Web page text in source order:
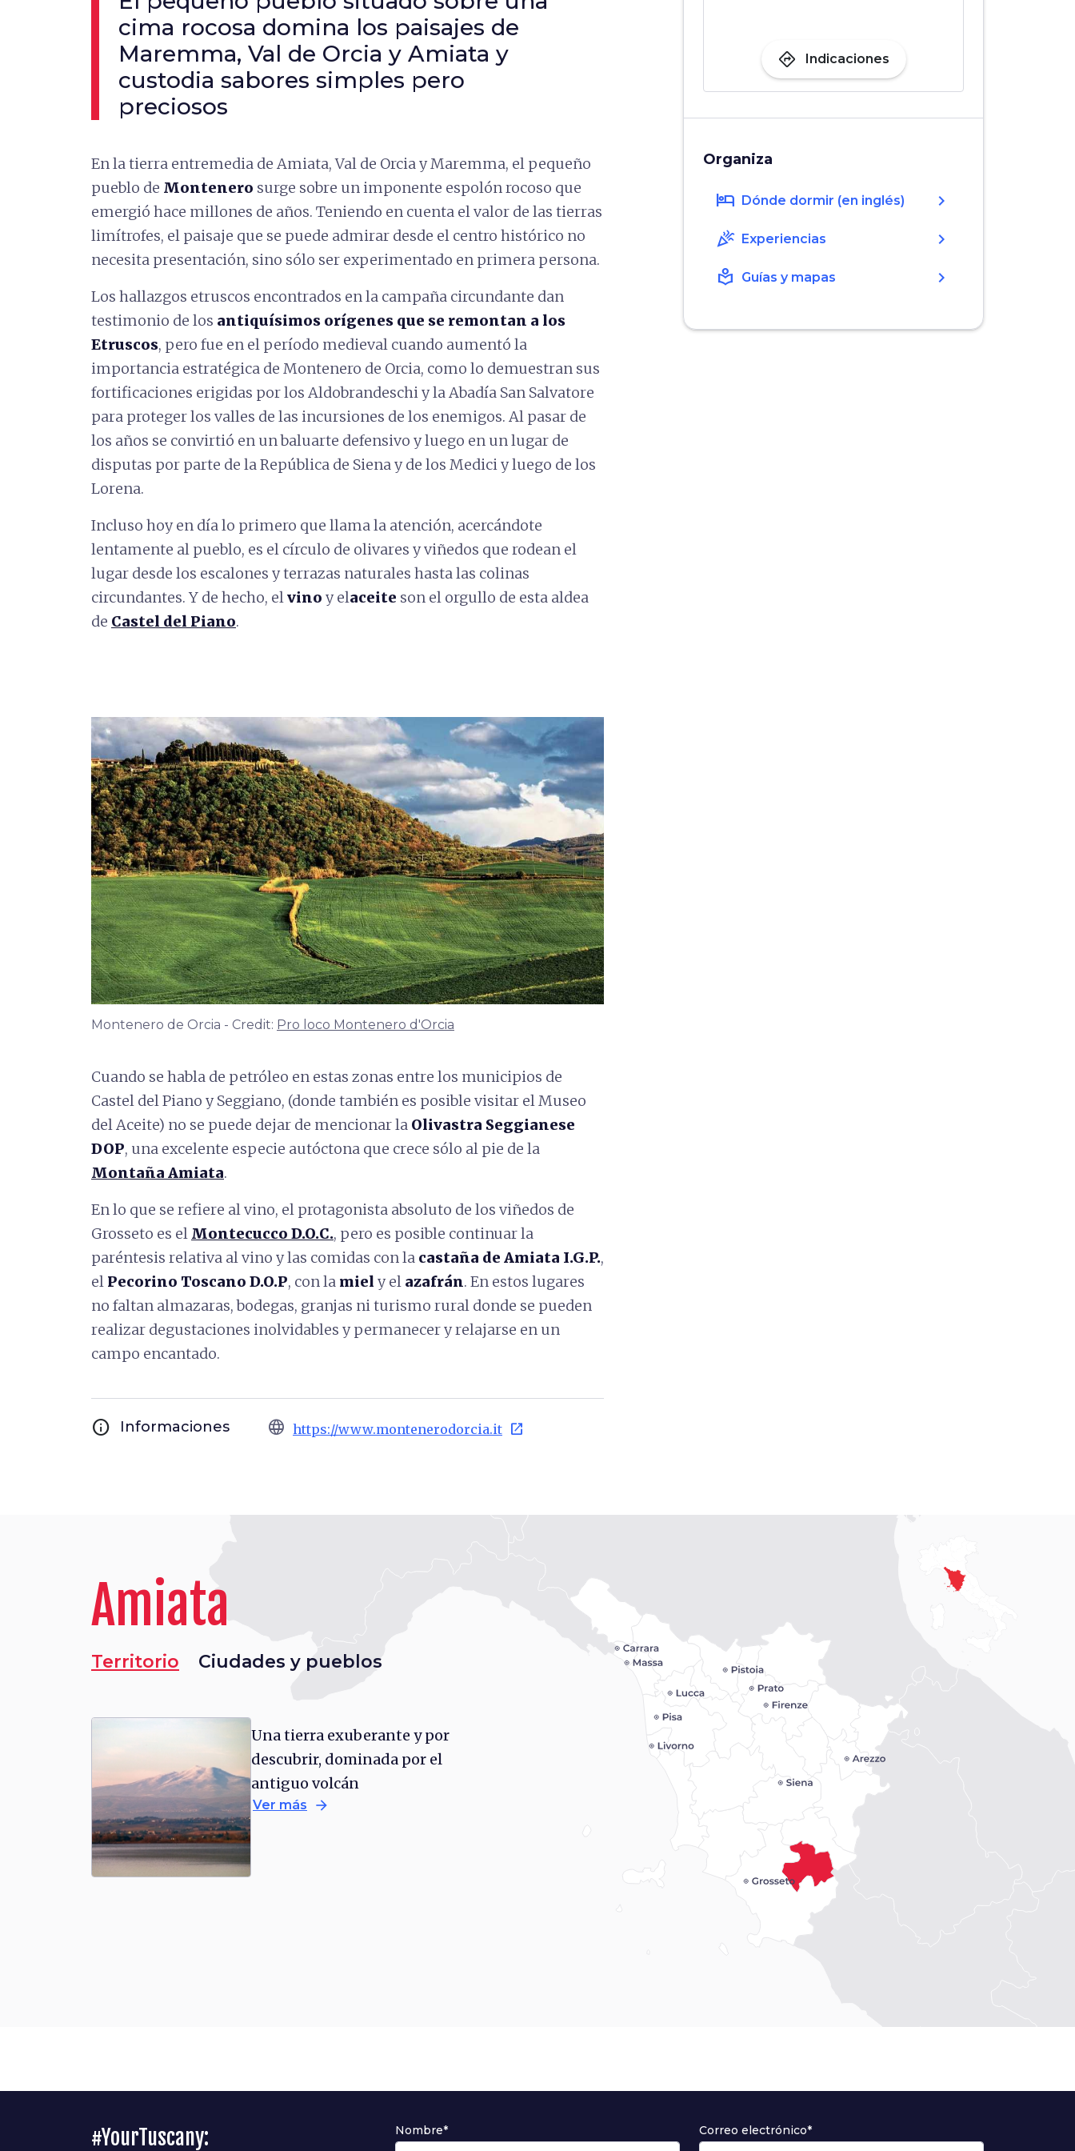
cima rocosa domina los paisajes de
Maremma, Val de Orcia y Amiata y
custodia sabores simples pero
preciosos
En la tierra entremedia de Amiata, Val de Orcia y Maremma, el pequeño
pueblo de Montenero surge sobre un imponente espolón rocoso que
emergió hace millones de años. Teniendo en cuenta el valor de las tierras
limítrofes, el paisaje que se puede admirar desde el centro histórico no
necesita presentación, sino sólo ser experimentado en primera persona.
Los hallazgos etruscos encontrados en la campaña circundante dan
testimonio de los antiquísimos orígenes que se remontan a los
Etruscos, pero fue en el período medieval cuando aumentó la
importancia estratégica de Montenero de Orcia, como lo demuestran sus
fortificaciones erigidas por los Aldobrandeschi y la Abadía San Salvatore
para proteger los valles de las incursiones de los enemigos. Al pasar de
los años se convirtió en un baluarte defensivo y luego en un lugar de
disputas por parte de la República de Siena y de los Medici y luego de los
Lorena.
Incluso hoy en día lo primero que llama la atención, acercándote
lentamente al pueblo, es el círculo de olivares y viñedos que rodean el
lugar desde los escalones y terrazas naturales hasta las colinas
circundantes. Y de hecho, elvino y elaceite son el orgullo de esta aldea
de Castel del Piano.
Montenero de Orcia - Credit: Pro loco Montenero d'Orcia
Cuando se habla de petróleo en estas zonas entre los municipios de
Castel del Piano y Seggiano, (donde también es posible visitar el Museo
del Aceite) no se puede dejar de mencionar la Olivastra Seggianese
DOP, una excelente especie autóctona que crece sólo al pie de la
Montaña Amiata.
En lo que se refiere al vino, el protagonista absoluto de los viñedos de
Grosseto es el Montecucco D.O.C., pero es posible continuar la
paréntesis relativa al vino y las comidas con la castaña de Amiata I.G.P.,
el Pecorino Toscano D.O.P, con la miel y el azafrán. En estos lugares
no faltan almazaras, bodegas, granjas ni turismo rural donde se pueden
realizar degustaciones inolvidables y permanecer y relajarse en un
campo encantado.
info Informaciones language https://www.montenerodorcia.it open_in_new
directions Indicaciones
Organiza
hotel Dónde dormir (en inglés) chevron_right
celebration Experiencias chevron_right
local_library Guías y mapas chevron_right
Amiata
Territorio Ciudades y pueblos
Una tierra exuberante y por
descubrir, dominada por el
antiguo volcán
Ver más arrow_forward
#YourTuscany: Nombre* Correo electrónico*